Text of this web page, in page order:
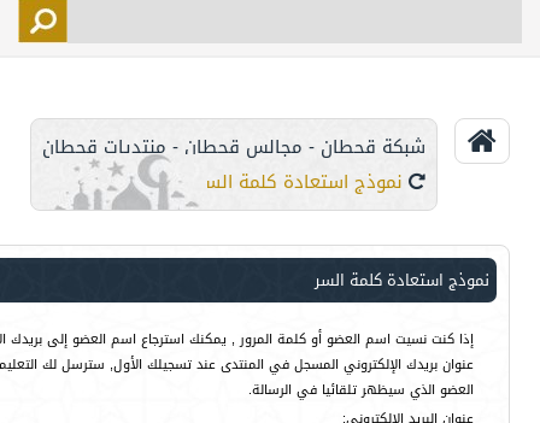
التحكم
شبكة قحطان - مجالس قحطان - منتديات قحطان
نموذج استعادة كلمة السر
نموذج استعادة كلمة السر
إذا كنت نسيت اسم العضو أو كلمة المرور , يمكنك استرجاع اسم العضو إلى بريدك
عنوان بريدك الإلكتروني المسجل في المنتدى عند تسجيلك الأول, سترسل لك
العضو الذي سيظهر تلقائيا في الرسالة.